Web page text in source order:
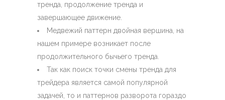
тренда, продолжение тренда и
завершающее движение.
Медвежий паттерн двойная вершина, на
нашем примере возникает после
продолжительного бычьего тренда.
Так как поиск точки смены тренда для
трейдера является самой популярной
задачей, то и паттернов разворота гораздо